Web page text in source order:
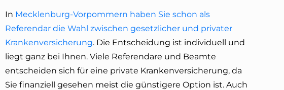
In Mecklenburg-Vorpommern haben Sie schon als
Referendar die Wahl zwischen gesetzlicher und privater
Krankenversicherung. Die Entscheidung ist individuell und
liegt ganz bei Ihnen. Viele Referendare und Beamte
entscheiden sich für eine private Krankenversicherung, da
Sie finanziell gesehen meist die günstigere Option ist. Auch